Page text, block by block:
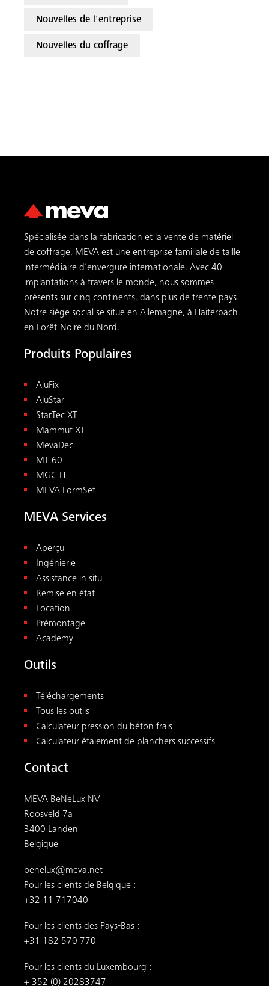
Nouvelles de l'entreprise
Nouvelles du coffrage
Spécialisée dans la fabrication et la vente de matériel
de coffrage, MEVA est une entreprise familiale de taille
intermédiaire d’envergure internationale. Avec 40
implantations à travers le monde, nous sommes
présents sur cinq continents, dans plus de trente pays.
Notre siège social se situe en Allemagne, à Haiterbach
en Forêt-Noire du Nord.
Produits Populaires
AluFix
AluStar
StarTec XT
Mammut XT
MevaDec
MT 60
MGC-H
MEVA FormSet
MEVA Services
Aperçu
Ingénierie
Assistance in situ
Remise en état
Location
Prémontage
Academy
Outils
Téléchargements
Tous les outils
Calculateur pression du béton frais
Calculateur étaiement de planchers successifs
Contact
MEVA BeNeLux NV
Roosveld 7a
3400 Landen
Belgique
benelux@meva.net
Pour les clients de Belgique :
+32 11 717040
Pour les clients des Pays-Bas :
+31 182 570 770
Pour les clients du Luxembourg :
+ 352 (0) 20283747